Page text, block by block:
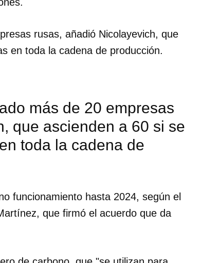
rusas, añadió Nicolayevich, que
en toda la cadena de producción.
más de 20 empresas
que ascienden a 60 si se
toda la cadena de
funcionamiento hasta 2024, según el
que firmó el acuerdo que da